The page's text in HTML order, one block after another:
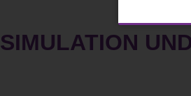
SIMULATION